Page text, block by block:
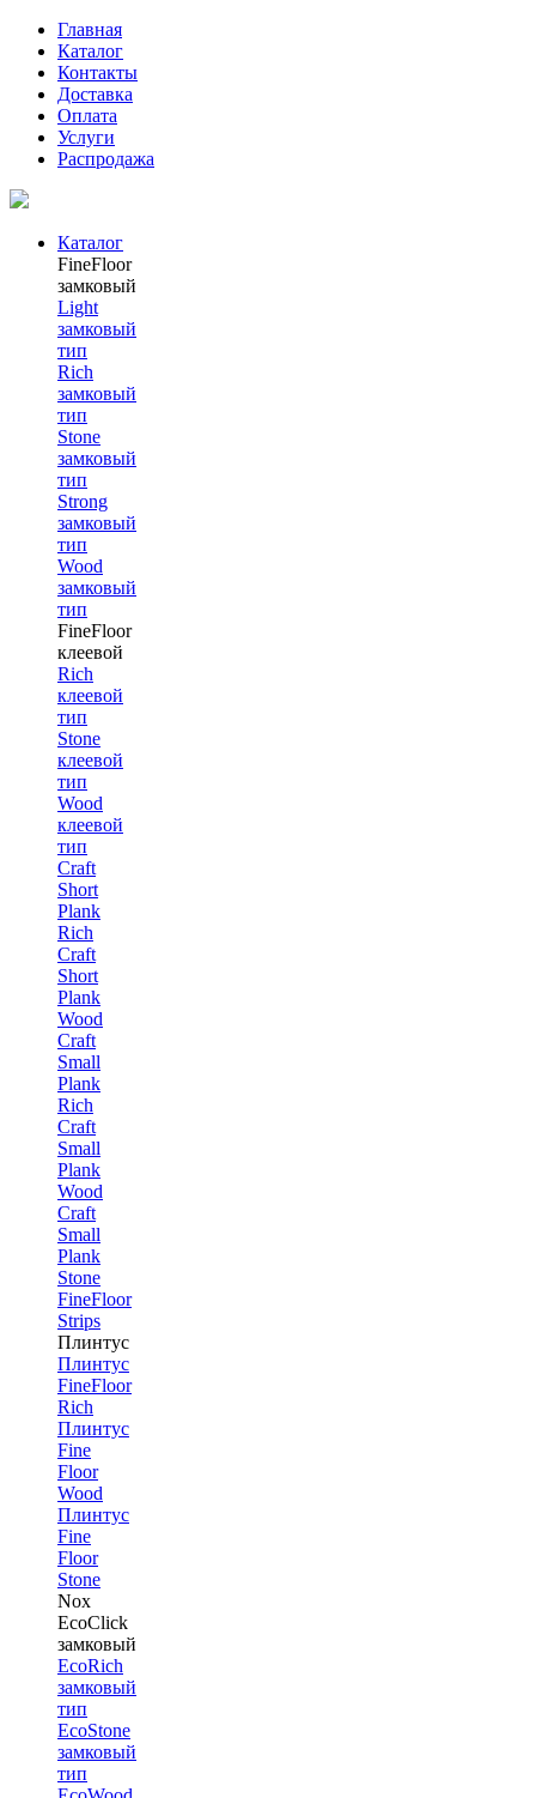
Главная
Каталог
Контакты
Доставка
Оплата
Услуги
Распродажа
Каталог
FineFloor
замковый
Light
замковый
тип
Rich
замковый
тип
Stone
замковый
тип
Strong
замковый
тип
Wood
замковый
тип
FineFloor
клеевой
Rich
клеевой
тип
Stone
клеевой
тип
Wood
клеевой
тип
Craft
Short
Plank
Rich
Craft
Short
Plank
Wood
Craft
Small
Plank
Rich
Craft
Small
Plank
Wood
Craft
Small
Plank
Stone
FineFloor
Strips
Плинтус
Плинтус
FineFloor
Rich
Плинтус
Fine
Floor
Wood
Плинтус
Fine
Floor
Stone
Nox
EcoClick
замковый
EcoRich
замковый
тип
EcoStone
замковый
тип